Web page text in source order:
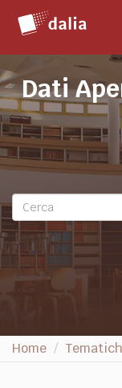
contenuto
Dati
Home